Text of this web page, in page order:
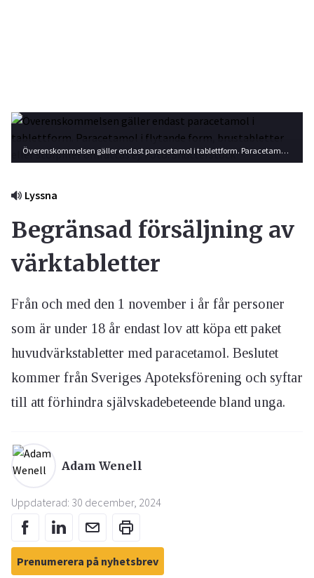
Överenskommelsen gäller endast paracetamol i tablettform. Paracetamol i flytande form, brustabletter eller stolpiller omfattas ej. Foto: Shutterstock
Lyssna
Begränsad försäljning av
värktabletter
Från och med den 1 november i år får personer
som är under 18 år endast lov att köpa ett paket
huvudvärkstabletter med paracetamol. Beslutet
kommer från Sveriges Apoteksförening och syftar
till att förhindra självskadebeteende bland unga.
Adam Wenell
Uppdaterad: 30 december, 2024
Prenumerera på nyhetsbrev